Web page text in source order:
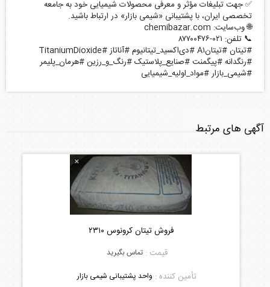
✅ جهت تبلیغات مؤثر و معرفی محصولات شیمیایی خود به جامعه
تخصصی ایران، با پشتیبانی «شیمی بازار» در ارتباط باشید.
🌐 وب‌سایت: chemibazar.com
📞 تلفن: ۰۲۱-۸۷۷۰۰۴۷۶
#تیتان #تیتانA۱ #دی‌اکسید_تیتانیوم #آناتاز #TitaniumDioxide
#رنگدانه #پیگمنت #صنایع_پلاستیک #رنگ_و_رزین #هرمان_پلیمر
#شیمی_بازار #مواد_اولیه_شیمیایی
آگهی های مرتبط
فروش تیتان کرونوس ۲۳۱۰
قیمت :تماس بگیرید
تأمین کننده : واحد پشتیبانی شیمی بازار